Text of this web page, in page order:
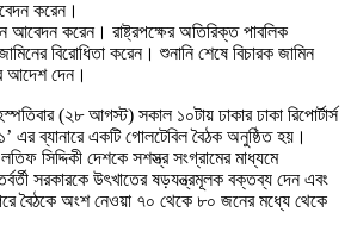
করেন।
আবেদন করেন। রাষ্ট্রপক্ষের অতিরিক্ত পাবলিক
বিরোধিতা করেন। শুনানি শেষে বিচারক জামিন
আদেশ দেন।
(২৮ আগস্ট) সকাল ১০টায় ঢাকার ঢাকা রিপোর্টার্স
এর ব্যানারে একটি গোলটেবিল বৈঠক অনুষ্ঠিত হয়।
সিদ্দিকী দেশকে সশস্ত্র সংগ্রামের মাধ্যমে
সরকারকে উৎখাতের ষড়যন্ত্রমূলক বক্তব্য দেন এবং
বৈঠকে অংশ নেওয়া ৭০ থেকে ৮০ জনের মধ্যে থেকে